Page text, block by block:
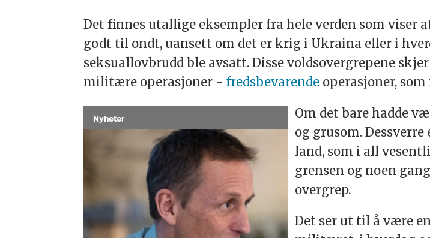
Det finnes utallige eksempler fra hele verden som
godt til ondt, uansett om det er krig i Ukraina eller i
seksuallovbrudd ble avsatt. Disse voldsovergrepene
militære operasjoner - fredsbevarende operasjoner,
Nyheter
Om det bare hadde
og grusom.
land, som i all
grensen og noen
overgrep.
Det ser ut til å være